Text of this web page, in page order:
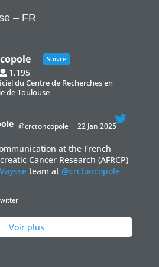
– FR
Suivre
1,195
du Centre de Recherches en
de Toulouse
@crctoncopole · 22 Jan 2025
at the French
Cancer Research (AFRCP)
team at @crctoncopole
Voir plus